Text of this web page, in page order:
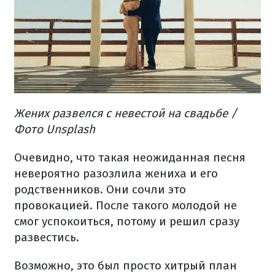
Жених развелся с невестой на свадьбе /
Фото Unsplash
Очевидно, что такая неожиданная песня
невероятно разозлила жениха и его
родственников. Они сочли это
провокацией. После такого молодой не
смог успокоиться, потому и решил сразу
развестись.
Возможно, это был просто хитрый план